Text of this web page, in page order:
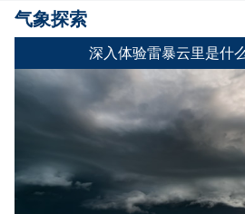
气象探索
深入体验雷暴云里是什